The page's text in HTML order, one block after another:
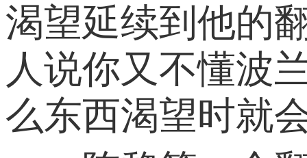
渴望延续到他的
人说你又不懂波
么东西渴望时就